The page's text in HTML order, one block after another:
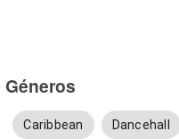
Géneros
Caribbean Dancehall